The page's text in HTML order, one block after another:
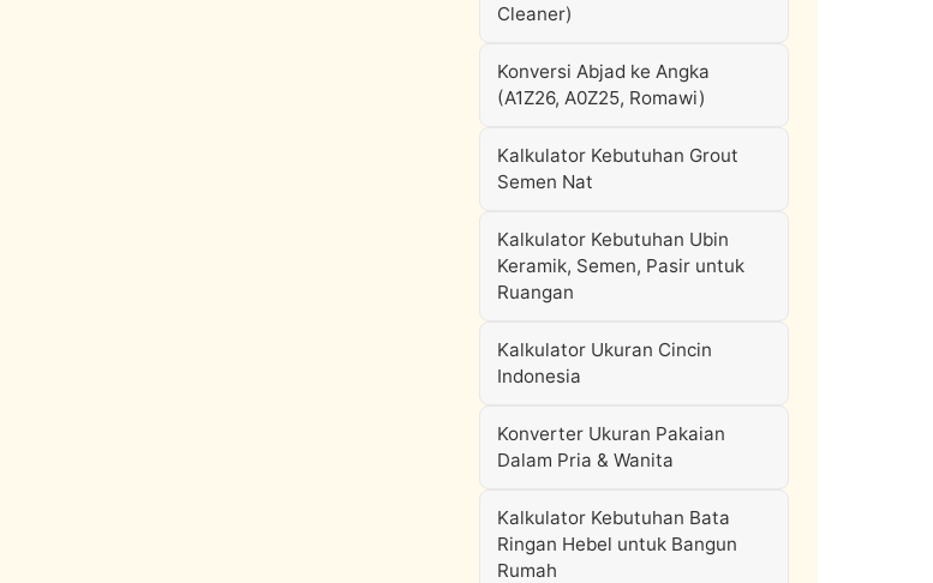
Cleaner)
Konversi Abjad ke Angka
(A1Z26, A0Z25, Romawi)
Kalkulator Kebutuhan Grout
Semen Nat
Kalkulator Kebutuhan Ubin
Keramik, Semen, Pasir untuk
Ruangan
Kalkulator Ukuran Cincin
Indonesia
Konverter Ukuran Pakaian
Dalam Pria & Wanita
Kalkulator Kebutuhan Bata
Ringan Hebel untuk Bangun
Rumah